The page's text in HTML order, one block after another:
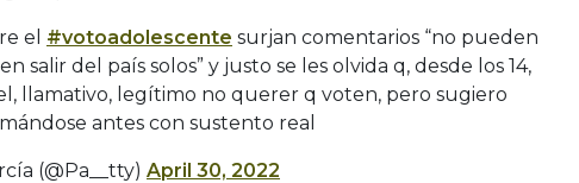
el #votoadolescente surjan comentarios “no pueden
salir del país solos” y justo se les olvida q, desde los 14,
llamativo, legítimo no querer q voten, pero sugiero
antes con sustento real
(@Pa__tty) April 30, 2022